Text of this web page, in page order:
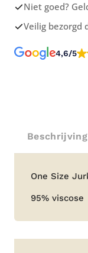
Niet goed?
Veilig bezorgd
4,6/5
Beschrijving
One Size
95% viscose